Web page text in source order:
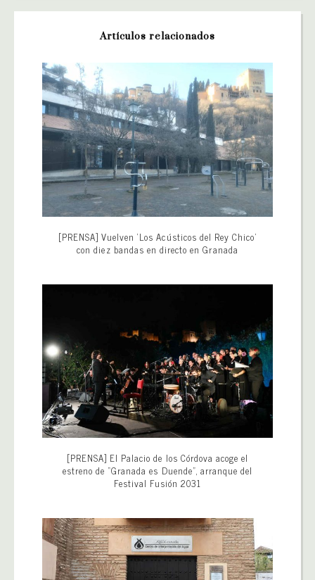
Artículos relacionados
[PRENSA] Vuelven ‘Los Acústicos del Rey Chico’
con diez bandas en directo en Granada
[PRENSA] El Palacio de los Córdova acoge el
estreno de “Granada es Duende”, arranque del
Festival Fusión 2031